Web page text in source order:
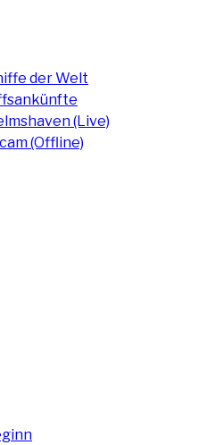
der Welt
(Live)
(Offline)